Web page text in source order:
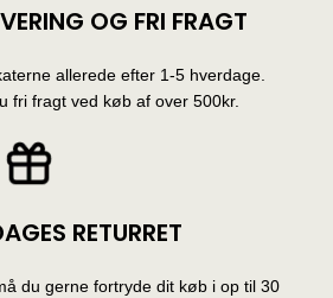
OG FRI FRAGT
allerede efter 1-5 hverdage.
fri fragt ved køb af over 500kr.
RETURRET
du gerne fortryde dit køb i op til 30